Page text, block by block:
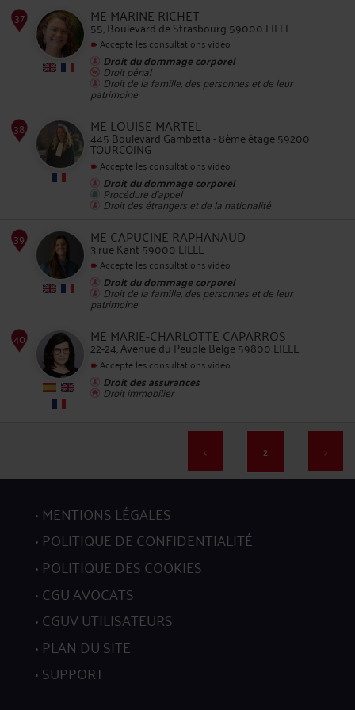
35
36
ME MARINE RICHET
55, Boulevard de Strasbourg 59000 LILLE
Accepte les consultations vidéo
Droit du dommage corporel
Droit pénal
Droit de la famille, des personnes et de leur
patrimoine
ME LOUISE MARTEL
445 Boulevard Gambetta - 8ème étage 59200
TOURCOING
Accepte les consultations vidéo
Droit du dommage corporel
Procédure d'appel
Droit des étrangers et de la nationalité
ME CAPUCINE RAPHANAUD
3 rue Kant 59000 LILLE
Accepte les consultations vidéo
Droit du dommage corporel
Droit de la famille, des personnes et de leur
patrimoine
ME MARIE-CHARLOTTE CAPARROS
22-24, Avenue du Peuple Belge 59800 LILLE
Accepte les consultations vidéo
Droit des assurances
Droit immobilier
< 2 >
MENTIONS LÉGALES
POLITIQUE DE CONFIDENTIALITÉ
POLITIQUE DES COOKIES
CGU AVOCATS
CGUV UTILISATEURS
PLAN DU SITE
SUPPORT